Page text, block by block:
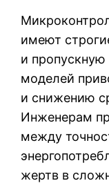
имеют
и
моделей
и снижению
Инженерам
между
жертв в